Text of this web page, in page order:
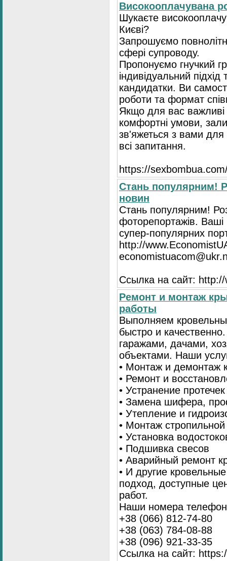
Високооплачувана
Шукаєте
Києві?
Запрошуємо
сфері супроводу.
Пропонуємо гнучкий
індивідуальний
кандидатки. Ви
роботи та формат
Якщо для вас важливі
комфортні умови,
зв'яжеться з вами для
всі запитання.
https://
Стань популярним!
новин
Стань популярним!
фоторепортажів. Ваші
супер-популярних
http://
Ссылка на сайт:
Ремонт и монтаж
работы
Выполняем
быстро и
гаражами, дачами,
объектами. Наши
• Монтаж и демонтаж
• Ремонт и
• Устранение протечек
• Замена шифера,
• Утепление и
• Монтаж
• Установка
• Подшивка свесов
• Аварийный ремонт
• И другие
подход, доступные
работ.
Наши номера
+38 (066) 812-74-80
+38 (063) 784-08-88
+38 (096) 921-33-35
Ссылка на сайт: